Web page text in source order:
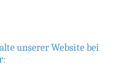
unserer Website bei